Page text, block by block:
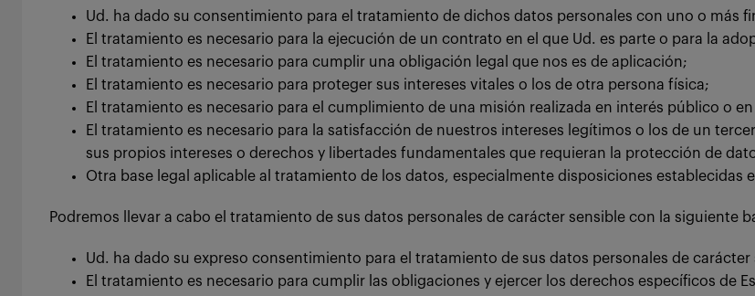
Ud. ha dado su consentimiento para el tratamiento de dichos datos personales con uno o más
El tratamiento es necesario para la ejecución de un contrato en el que Ud. es parte o para la
El tratamiento es necesario para cumplir una obligación legal que nos es de aplicación;
El tratamiento es necesario para proteger sus intereses vitales o los de otra persona física;
El tratamiento es necesario para el cumplimiento de una misión realizada en interés público o
El tratamiento es necesario para la satisfacción de nuestros intereses legítimos o los de un
sus propios intereses o derechos y libertades fundamentales que requieran la protección de
Otra base legal aplicable al tratamiento de los datos, especialmente disposiciones establecidas
Podremos llevar a cabo el tratamiento de sus datos personales de carácter sensible con la siguiente
Ud. ha dado su expreso consentimiento para el tratamiento de sus datos personales de
El tratamiento es necesario para cumplir las obligaciones y ejercer los derechos específicos de